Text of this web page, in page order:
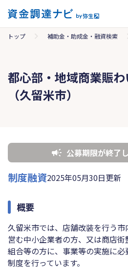
トップ 補助金・助成金・融資検索
都心部・地域商業賑
（久留米市）
公募期限が終了
制度融資2025年05月30日更新
概要
久留米市では、店舗改装を行う
営む中小企業者の方、又は商店
組合等の方に、事業等の実施に
制度を行っています。